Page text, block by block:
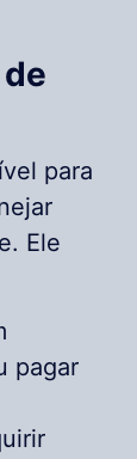
para
Ele
pagar